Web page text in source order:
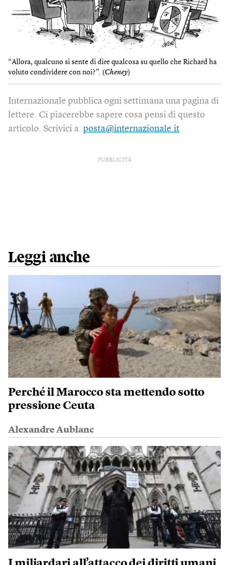
“Allora, qualcuno si sente di dire qualcosa su quello che Richard ha
voluto condividere con noi?”. (Cheney)
Internazionale pubblica ogni settimana una pagina di
lettere. Ci piacerebbe sapere cosa pensi di questo
articolo. Scrivici a: posta@internazionale.it
PUBBLICITÀ
Leggi anche
Perché il Marocco sta mettendo sotto
pressione Ceuta
Alexandre Aublanc